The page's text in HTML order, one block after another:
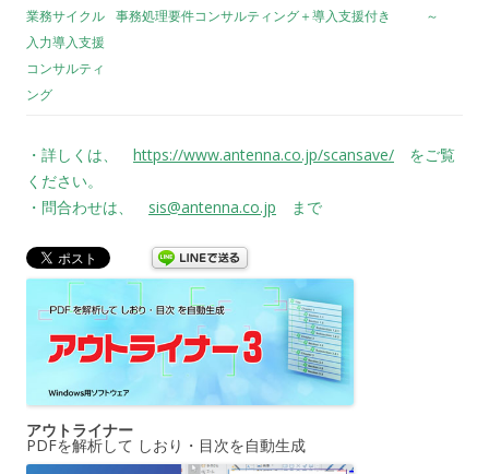
業務サイクル
入力導入支援
コンサルティ
ング
事務処理要件コンサルティング＋導入支援付き
～
・詳しくは、 https://www.antenna.co.jp/scansave/ をご覧
ください。
・問合わせは、 sis@antenna.co.jp まで
アウトライナー
PDFを解析して しおり・目次を自動生成